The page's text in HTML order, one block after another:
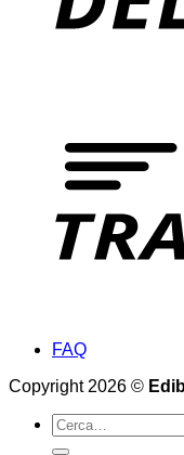
FAQ
Copyright 2026 ©
Cerca: